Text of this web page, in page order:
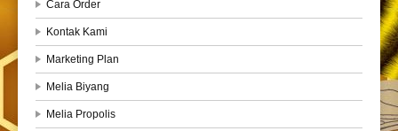
Cara Order
Kontak Kami
Marketing Plan
Melia Biyang
Melia Propolis